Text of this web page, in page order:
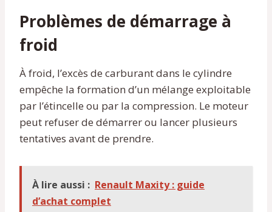
Problèmes de démarrage à
froid
À froid, l’excès de carburant dans le cylindre
empêche la formation d’un mélange exploitable
par l’étincelle ou par la compression. Le moteur
peut refuser de démarrer ou lancer plusieurs
tentatives avant de prendre.
À lire aussi : Renault Maxity : guide
d’achat complet